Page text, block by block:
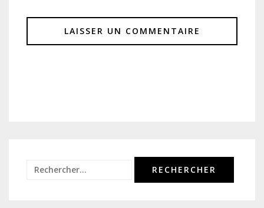
Rechercher :